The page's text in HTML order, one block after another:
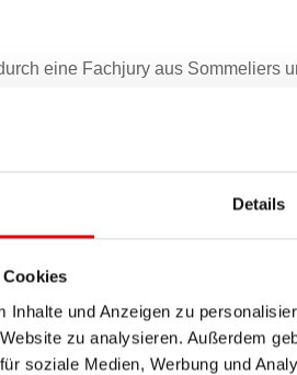
Details
Cookies
Inhalte und Anzeigen zu
zu analysieren. Außerdem
soziale Medien, Werbung und
eine Fachjury aus Sommeliers
Rahmen des Events in der Cselley
jeweiligen Kategorien:
Weingut Reichardt,
Schiefer 2021Weingut Liegenfeld,